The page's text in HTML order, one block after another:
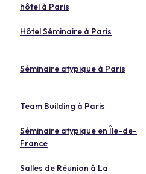
hôtel à Paris
Hôtel Séminaire à Paris
Séminaire atypique à Paris
Team Building à Paris
Séminaire atypique en Île-de-
France
Salles de Réunion à La